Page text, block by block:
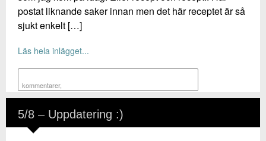
postat liknande saker innan men det här receptet är så
sjukt enkelt […]
Läs hela inlägget...
kommentarer,
5/8 – Uppdatering :)